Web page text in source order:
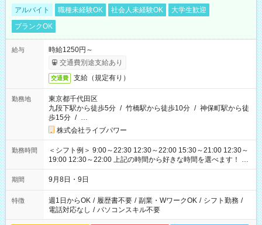
アルバイト 職種未経験OK 社会人未経験OK
大学生歓迎
ブランクOK
給与
時給1250円～
交通費別途支給あり
交通費 支給（規定有り）
勤務地
東京都千代田区
九段下駅から徒歩5分 / 竹橋駅から徒歩10分 / 神保町駅から徒
歩15分 / …
株式会社ライブパワー
勤務時間
＜シフト例＞ 9:00～22:30 12:30～22:00 15:30～21:00 12:30～
19:00 12:30～22:00 上記の時間から好きな時間を選べます！ ※
時間は変更となる可能性があります
期間 9月8日・9日
特徴 週1日からOK / 履歴書不要 / 副業・WワークOK / シフト勤務 /
電話対応なし / パソコンスキル不要